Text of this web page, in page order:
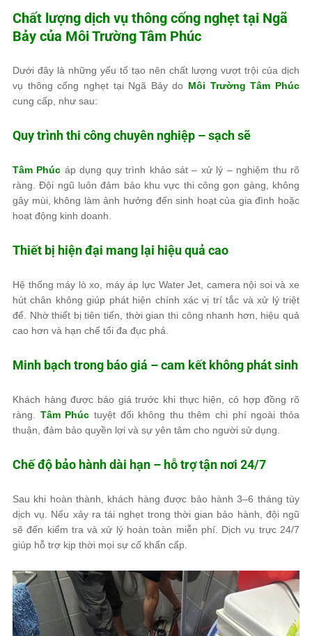
Chất lượng dịch vụ thông cống nghẹt tại Ngã
Bảy của Môi Trường Tâm Phúc
Dưới đây là những yếu tố tạo nên chất lượng vượt trội của dịch
vụ thông cống nghẹt tại Ngã Bảy do Môi Trường Tâm Phúc
cung cấp, như sau:
Quy trình thi công chuyên nghiệp – sạch sẽ
Tâm Phúc áp dụng quy trình khảo sát – xử lý – nghiệm thu rõ
ràng. Đội ngũ luôn đảm bảo khu vực thi công gọn gàng, không
gây mùi, không làm ảnh hưởng đến sinh hoạt của gia đình hoặc
hoạt động kinh doanh.
Thiết bị hiện đại mang lại hiệu quả cao
Hệ thống máy lò xo, máy áp lực Water Jet, camera nội soi và xe
hút chân không giúp phát hiện chính xác vị trí tắc và xử lý triệt
để. Nhờ thiết bị tiên tiến, thời gian thi công nhanh hơn, hiệu quả
cao hơn và hạn chế tối đa đục phá.
Minh bạch trong báo giá – cam kết không phát sinh
Khách hàng được báo giá trước khi thực hiện, có hợp đồng rõ
ràng. Tâm Phúc tuyệt đối không thu thêm chi phí ngoài thỏa
thuận, đảm bảo quyền lợi và sự yên tâm cho người sử dụng.
Chế độ bảo hành dài hạn – hỗ trợ tận nơi 24/7
Sau khi hoàn thành, khách hàng được bảo hành 3–6 tháng tùy
dịch vụ. Nếu xảy ra tái nghẹt trong thời gian bảo hành, đội ngũ
sẽ đến kiểm tra và xử lý hoàn toàn miễn phí. Dịch vụ trực 24/7
giúp hỗ trợ kịp thời mọi sự cố khẩn cấp.